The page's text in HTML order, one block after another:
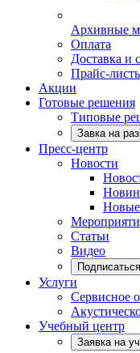
Архивные
Оплата
Доставка и
Прайс-
Акции
Готовые решения
Типовые
Завка на
Пресс-центр
Новости
Статьи
Видео
Подписаться
Услуги
Сервисное
Учебный центр
Заявка на